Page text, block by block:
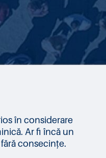
în considerare
Ar fi încă un
consecințe.